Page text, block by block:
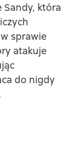
Sandy, która
sprawie
atakuje
do nigdy